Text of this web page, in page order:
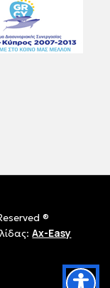
®
Ax-Easy